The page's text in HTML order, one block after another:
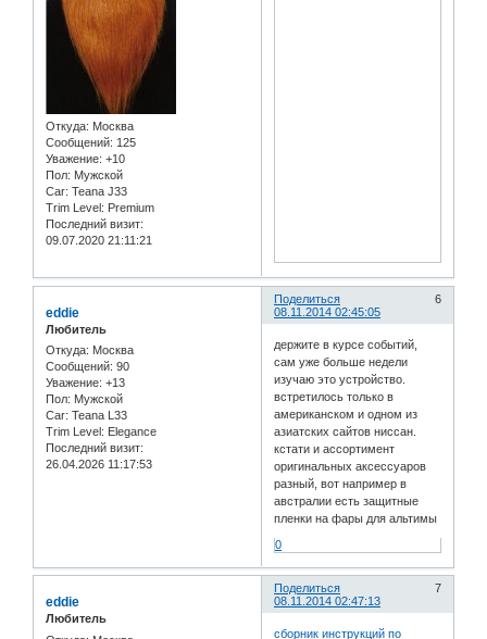
Откуда: Москва
Сообщений: 125
Уважение: +10
Пол: Мужской
Car: Teana J33
Trim Level: Premium
Последний визит:
09.07.2020 21:11:21
Поделиться
6
08.11.2014 02:45:05
eddie
Любитель
Откуда: Москва
Сообщений: 90
Уважение: +13
Пол: Мужской
Car: Teana L33
Trim Level: Elegance
Последний визит:
26.04.2026 11:17:53
держите в курсе событий,
сам уже больше недели
изучаю это устройство.
встретилось только в
американском и одном из
азиатских сайтов ниссан.
кстати и ассортимент
оригинальных аксессуаров
разный, вот например в
австралии есть защитные
пленки на фары для альтимы
0
Поделиться
7
08.11.2014 02:47:13
eddie
Любитель
сборник инструкций по